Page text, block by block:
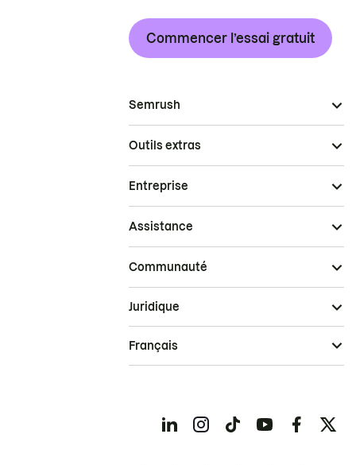
Commencer l’essai gratuit
Semrush
Outils extras
Entreprise
Assistance
Communauté
Juridique
Français